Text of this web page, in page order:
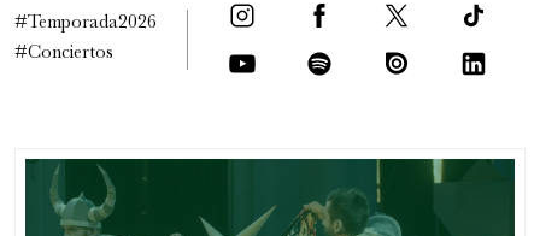
#Temporada2026
#Conciertos